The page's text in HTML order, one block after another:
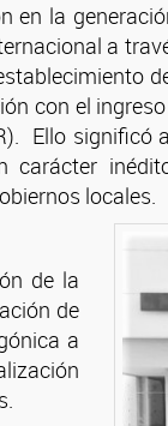
la
a
con el
Ello
carácter
locales.
de la
de
a